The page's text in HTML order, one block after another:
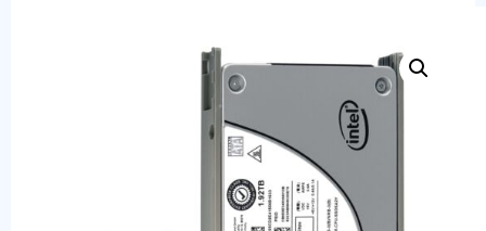
Системы хранения данных
Серверные комплектующие